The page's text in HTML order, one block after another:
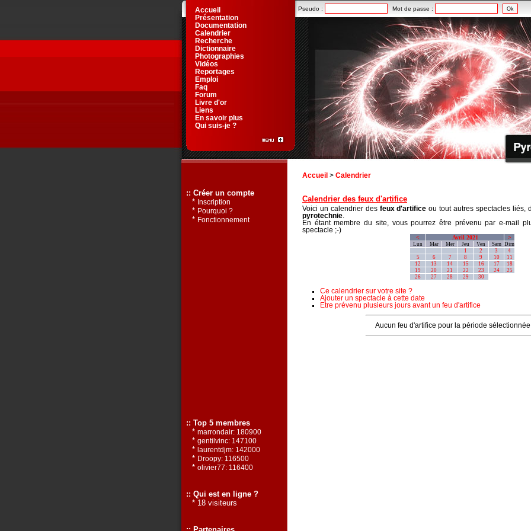
Accueil > Calendrier
Calendrier des feux d'artifice
Voici un calendrier des feux d'artifice ou tout autres spectacles liés,
pyrotechnie
En étant membre du site, vous pourrez être prévenu par e-mail
spectacle ;-)
< Avril 2021 >
Lun Mar Mer Jeu Ven Sam Dim
1
2 3
4
5
6 7 8 9 10
11
12
13 14 15 16 17
18
19
20 21 22 23 24
25
26
27 28 29 30
Ce calendrier sur votre site ?
Ajouter un spectacle à cette date
Etre prévenu plusieurs jours avant un feu d'artifice
Aucun feu d'artifice pour la période
Pseudo : Mot de passe :
Accueil
Présentation
Documentation
Calendrier
Recherche
Dictionnaire
Photographies
Vidéos
Reportages
Emploi
Faq
Forum
Livre d'or
Liens
En savoir plus
Qui suis-je ?
:: Créer un compte
* Inscription
* Pourquoi ?
* Fonctionnement
:: Top 5 membres
* marrondair: 180900
* gentilvinc: 147100
* laurentdjm: 142000
* Droopy: 116500
* olivier77: 116400
:: Qui est en ligne ?
* 18 visiteurs